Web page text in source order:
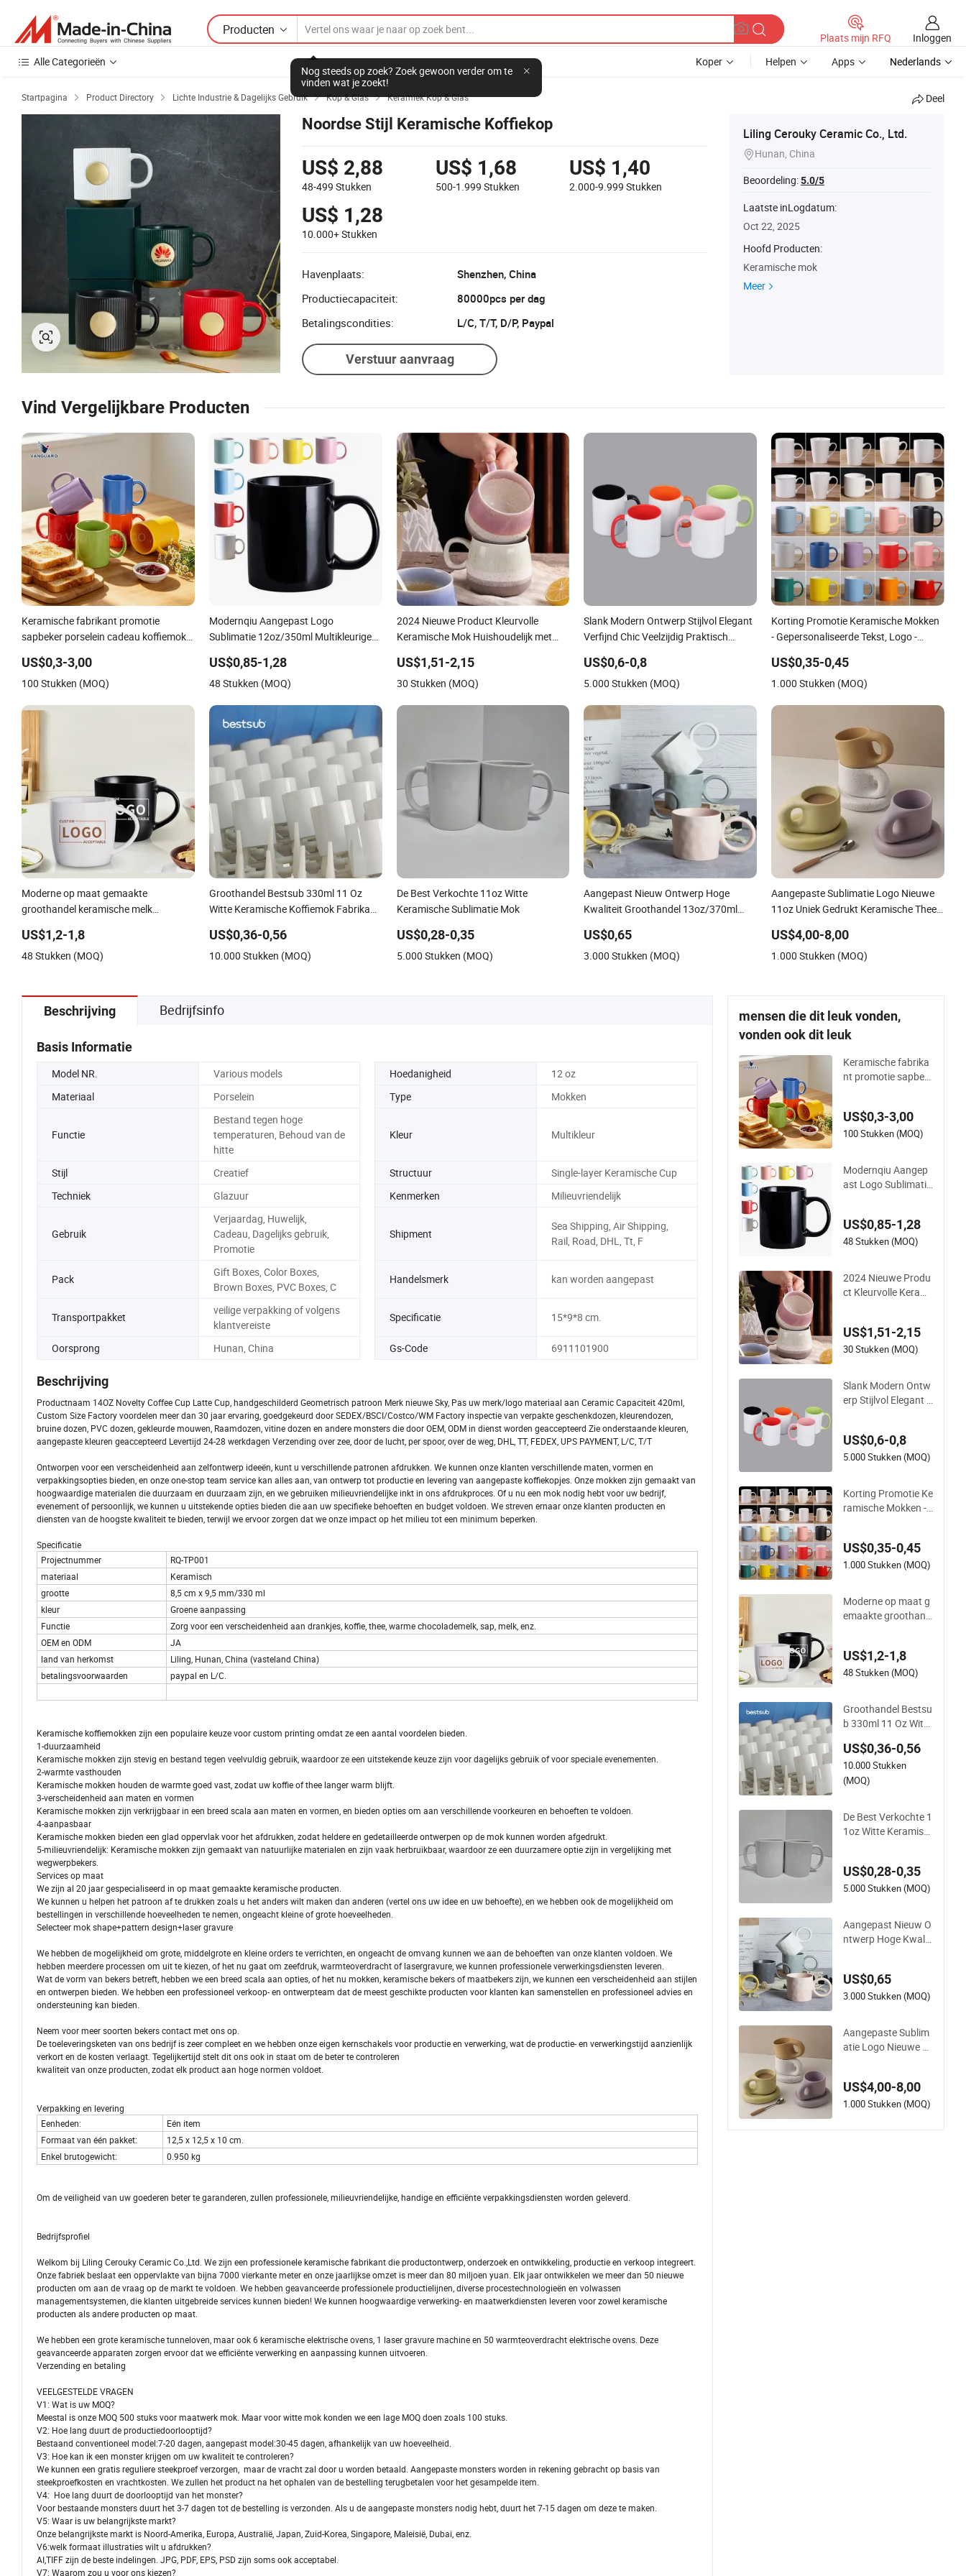
Producten
Nog steeds op zoek? Zoek gewoon verder om te
vinden wat je zoekt!
Plaats mijn RFQ
Inloggen
Alle Categorieën
Koper Helpen Apps Nederlands
Startpagina  Product Directory  Lichte Industrie & Dagelijks Gebruik  Kop & Glas  Keramiek Kop & Glas Deel
Noordse Stijl Keramische Koffiekop
US$ 2,88
48-499 Stukken
US$ 1,68
500-1.999Stukken
US$ 1,40
2.000-9.999Stukken
US$ 1,28
10.000+Stukken
Havenplaats:
Shenzhen, China
Productiecapaciteit:
80000pcs per dag
Betalingscondities:
L/C, T/T, D/P, Paypal
Verstuur aanvraag
Liling Cerouky Ceramic Co., Ltd.
Hunan, China
Beoordeling:5.0/5
Laatste inLogdatum:
Oct 22, 2025
Hoofd Producten:
Keramische mok
Meer
Vind Vergelijkbare Producten
Keramische fabrikant promotie
sapbeker porselein cadeau koffiemok
gemaakte bedrukking keramische
theemok keramische koffiemok
US$0,3-3,00
100 Stukken (MOQ)
Modernqiu Aangepast Logo
Sublimatie 12oz/350ml Multikleurige
Cadeaugebruik
US$0,85-1,28
48 Stukken (MOQ)
2024 Nieuwe Product Kleurvolle
Keramische Mok Huishoudelijk met
US$1,51-2,15
30 Stukken (MOQ)
Slank Modern Ontwerp Stijlvol Elegant
Verfijnd Chic Veelzijdig Praktisch
US$0,6-0,8
5.000 Stukken (MOQ)
Korting Promotie Keramische Mokken
- Gepersonaliseerde Tekst, Logo -
Handvat - Wit
US$0,35-0,45
1.000 Stukken (MOQ)
Moderne op maat gemaakte
groothandel keramische melk
US$1,2-1,8
48 Stukken (MOQ)
Groothandel Bestsub 330ml 11 Oz
Witte Keramische Koffiemok Fabrikant
US$0,36-0,56
10.000 Stukken (MOQ)
De Best Verkochte 11oz Witte
Keramische Sublimatie Mok
US$0,28-0,35
5.000 Stukken (MOQ)
Aangepast Nieuw Ontwerp Hoge
Kwaliteit Groothandel 13oz/370ml
Europese Stijl Elegante Matte
Eenvormige Glazuur Koffiemok met
US$0,65
3.000 Stukken (MOQ)
Aangepaste Sublimatie Logo Nieuwe
11oz Uniek Gedrukt Keramische Thee
US$4,00-8,00
1.000 Stukken (MOQ)
Beschrijving Bedrijfsinfo
Basis Informatie
Model NR. Various models Hoedanigheid
12 oz
Materiaal
Porselein Type Mokken
Functie
Bestand tegen hoge
temperaturen, Behoud van de
hitte
Kleur Multikleur
Stijl Creatief Structuur
Single-layer Keramische Cup
Techniek
Glazuur Kenmerken Milieuvriendelijk
Gebruik
Verjaardag, Huwelijk,
Cadeau, Dagelijks gebruik,
Promotie
Shipment
Sea Shipping, Air Shipping,
Rail, Road, DHL, Tt, F
Pack
Gift Boxes, Color Boxes,
Brown Boxes, PVC Boxes, C
Handelsmerk kan worden aangepast
Transportpakket
veilige verpakking of volgens
klantvereiste
Specificatie 15*9*8 cm.
Oorsprong Hunan, China Gs-Code 6911101900
Beschrijving
Productnaam 14OZ Novelty Coffee Cup Latte Cup, handgeschilderd Geometrisch patroon Merk nieuwe Sky, Pas uw merk/logo materiaal aan Ceramic Capaciteit 420ml,
Custom Size Factory voordelen meer dan 30 jaar ervaring, goedgekeurd door SEDEX/BSCI/Costco/WM Factory inspectie van verpakte geschenkdozen, kleurendozen,
bruine dozen, PVC dozen, gekleurde mouwen, Raamdozen, vitine dozen en andere monsters die door OEM, ODM in dienst worden geaccepteerd Zie onderstaande kleuren,
aangepaste kleuren geaccepteerd Levertijd 24-28 werkdagen Verzending over zee, door de lucht, per spoor, over de weg, DHL, TT, FEDEX, UPS PAYMENT, L/C, T/T
Ontworpen voor een verscheidenheid aan zelfontwerp ideeën, kunt u verschillende patronen afdrukken. We kunnen onze klanten verschillende maten, vormen en
verpakkingsopties bieden, en onze one-stop team service kan alles aan, van ontwerp tot productie en levering van aangepaste koffiekopjes. Onze mokken zijn gemaakt van
hoogwaardige materialen die duurzaam en duurzaam zijn, en we gebruiken milieuvriendelijke inkt in ons afdrukproces. Of u nu een mok nodig hebt voor uw bedrijf,
evenement of persoonlijk, we kunnen u uitstekende opties bieden die aan uw specifieke behoeften en budget voldoen. We streven ernaar onze klanten producten en
diensten van de hoogste kwaliteit te bieden, terwijl we ervoor zorgen dat we onze impact op het milieu tot een minimum beperken.
Specificatie
Projectnummer
RQ-TP001
materiaal
Keramisch
grootte
8,5 cm x 9,5 mm/330 ml
kleur
Groene aanpassing
Functie
Zorg voor een verscheidenheid aan drankjes, koffie, thee, warme chocolademelk, sap, melk, enz.
OEM en ODM
JA
land van herkomst
Liling, Hunan, China (vasteland China)
betalingsvoorwaarden
paypal en L/C.
Keramische koffiemokken zijn een populaire keuze voor custom printing omdat ze een aantal voordelen bieden.
1-duurzaamheid
Keramische mokken zijn stevig en bestand tegen veelvuldig gebruik, waardoor ze een uitstekende keuze zijn voor dagelijks gebruik of voor speciale evenementen.
2-warmte vasthouden
Keramische mokken houden de warmte goed vast, zodat uw koffie of thee langer warm blijft.
3-verscheidenheid aan maten en vormen
Keramische mokken zijn verkrijgbaar in een breed scala aan maten en vormen, en bieden opties om aan verschillende voorkeuren en behoeften te voldoen.
4-aanpasbaar
Keramische mokken bieden een glad oppervlak voor het afdrukken, zodat heldere en gedetailleerde ontwerpen op de mok kunnen worden afgedrukt.
5-milieuvriendelijk: Keramische mokken zijn gemaakt van natuurlijke materialen en zijn vaak herbruikbaar, waardoor ze een duurzamere optie zijn in vergelijking met
wegwerpbekers.
Services op maat
We zijn al 20 jaar gespecialiseerd in op maat gemaakte keramische producten.
We kunnen u helpen het patroon af te drukken zoals u het anders wilt maken dan anderen (vertel ons uw idee en uw behoefte), en we hebben ook de mogelijkheid om
bestellingen in verschillende hoeveelheden te nemen, ongeacht kleine of grote hoeveelheden.
Selecteer mok shape+pattern design+laser gravure
We hebben de mogelijkheid om grote, middelgrote en kleine orders te verrichten, en ongeacht de omvang kunnen we aan de behoeften van onze klanten voldoen. We
hebben meerdere processen om uit te kiezen, of het nu gaat om zeefdruk, warmteoverdracht of lasergravure, we kunnen professionele verwerkingsdiensten leveren.
Wat de vorm van bekers betreft, hebben we een breed scala aan opties, of het nu mokken, keramische bekers of maatbekers zijn, we kunnen een verscheidenheid aan stijlen
en ontwerpen bieden. We hebben een professioneel verkoop- en ontwerpteam dat de meest geschikte producten voor klanten kan samenstellen en professioneel advies en
ondersteuning kan bieden.
Neem voor meer soorten bekers contact met ons op.
De toeleveringsketen van ons bedrijf is zeer compleet en we hebben onze eigen kernschakels voor productie en verwerking, wat de productie- en verwerkingstijd aanzienlijk
verkort en de kosten verlaagt. Tegelijkertijd stelt dit ons ook in staat om de beter te controleren
kwaliteit van onze producten, zodat elk product aan hoge normen voldoet.
Verpakking en levering
Eenheden:
Eén item
Formaat van één pakket:
12,5 x 12,5 x 10 cm.
Enkel brutogewicht:
0.950 kg
Om de veiligheid van uw goederen beter te garanderen, zullen professionele, milieuvriendelijke, handige en efficiënte verpakkingsdiensten worden geleverd.
Bedrijfsprofiel
Welkom bij Liling Cerouky Ceramic Co.,Ltd. We zijn een professionele keramische fabrikant die productontwerp, onderzoek en ontwikkeling, productie en verkoop integreert.
Onze fabriek beslaat een oppervlakte van bijna 7000 vierkante meter en onze jaarlijkse omzet is meer dan 80 miljoen yuan. Elk jaar ontwikkelen we meer dan 50 nieuwe
producten om aan de vraag op de markt te voldoen. We hebben geavanceerde professionele productielijnen, diverse procestechnologieën en volwassen
managementsystemen, die klanten uitgebreide services kunnen bieden! We kunnen hoogwaardige verwerking- en maatwerkdiensten leveren voor zowel keramische
producten als andere producten op maat.
We hebben een grote keramische tunneloven, maar ook 6 keramische elektrische ovens, 1 laser gravure machine en 50 warmteoverdracht elektrische ovens. Deze
geavanceerde apparaten zorgen ervoor dat we efficiënte verwerking en aanpassing kunnen uitvoeren.
Verzending en betaling
VEELGESTELDE VRAGEN
V1: Wat is uw MOQ?
Meestal is onze MOQ 500 stuks voor maatwerk mok. Maar voor witte mok konden we een lage MOQ doen zoals 100 stuks.
V2: Hoe lang duurt de productiedoorlooptijd?
Bestaand conventioneel model:7-20 dagen, aangepast model:30-45 dagen, afhankelijk van uw hoeveelheid.
V3: Hoe kan ik een monster krijgen om uw kwaliteit te controleren?
We kunnen een gratis reguliere steekproef verzorgen, maar de vracht zal door u worden betaald. Aangepaste monsters worden in rekening gebracht op basis van
steekproefkosten en vrachtkosten. We zullen het product na het ophalen van de bestelling terugbetalen voor het gesampelde item.
V4: Hoe lang duurt de doorlooptijd van het monster?
Voor bestaande monsters duurt het 3-7 dagen tot de bestelling is verzonden. Als u de aangepaste monsters nodig hebt, duurt het 7-15 dagen om deze te maken.
V5: Waar is uw belangrijkste markt?
Onze belangrijkste markt is Noord-Amerika, Europa, Australië, Japan, Zuid-Korea, Singapore, Maleisië, Dubai, enz.
V6:welk formaat illustraties wilt u afdrukken?
AI,TIFF zijn de beste indelingen. JPG, PDF, EPS, PSD zijn soms ook acceptabel.
V7: Waarom zou u voor ons kiezen?
mensen die dit leuk vonden,
vonden ook dit leuk
Keramische fabrika
nt promotie sapbek
witte drinkkoffiemo
k op maat gemaakt
mische koffiemok
US$0,3-3,00
100 Stukken (MOQ)
Modernqiu Aangep
ast Logo Sublimatie
Koffie Melk Mok voo
r Cadeaugebruik
US$0,85-1,28
48 Stukken (MOQ)
2024 Nieuwe Produ
ct Kleurvolle Kerami
Kop
US$1,51-2,15
30 Stukken (MOQ)
Slank Modern Ontw
erp Stijlvol Elegant V
tie Mok
US$0,6-0,8
5.000 Stukken (MOQ)
Korting Promotie Ke
ramische Mokken -
are, Koffie, Duurzaa
m, C-Handvat - Wit
US$0,35-0,45
1.000 Stukken (MOQ)
Moderne op maat g
emaakte groothand
atie koffiemok
US$1,2-1,8
48 Stukken (MOQ)
Groothandel Bestsu
b 330ml 11 Oz Witte
ok Fabrikant Sublim
atie Lege Mokken L
everancier
US$0,36-0,56
10.000 Stukken
(MOQ)
De Best Verkochte 1
1oz Witte Keramisc
US$0,28-0,35
5.000 Stukken (MOQ)
Aangepast Nieuw O
ntwerp Hoge Kwalit
misch Porselein Nor
dic Europese Stijl Ele
mok met Grote C Ro
nde Oor
US$0,65
3.000 Stukken (MOQ)
Aangepaste Sublim
atie Logo Nieuwe 1
er Koffie Mok Beker
US$4,00-8,00
1.000 Stukken (MOQ)